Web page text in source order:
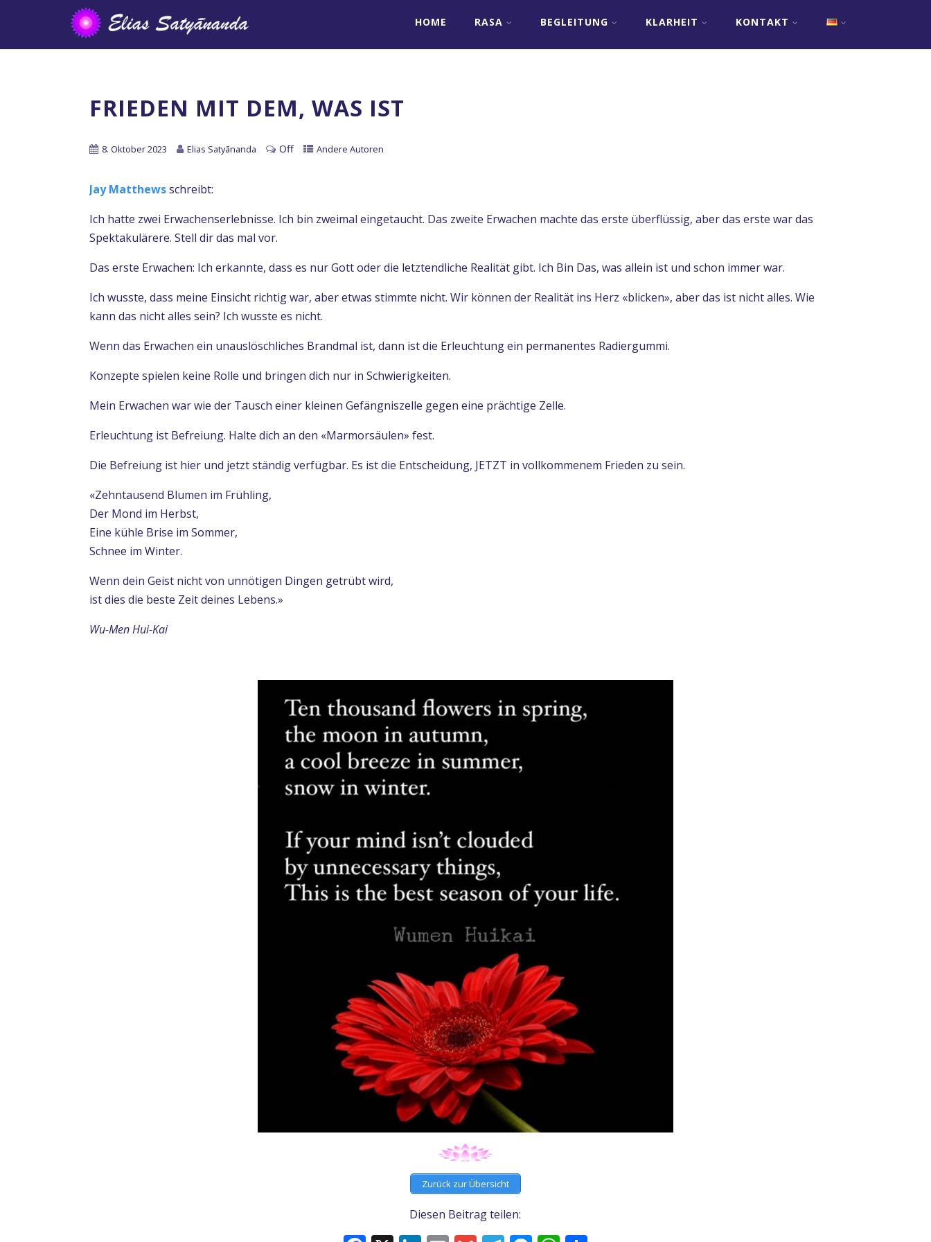
HOME RASA BEGLEITUNG KLARHEIT KONTAKT
FRIEDEN MIT DEM, WAS IST
8. Oktober 2023 Elias Satyānanda Off Andere Autoren
Jay Matthewsschreibt:
Ich hatte zwei Erwachenserlebnisse. Ich bin zweimal eingetaucht. Das zweite Erwachen machte das erste überflüssig, aber das erste war das
Spektakulärere. Stell dir das mal vor.
Das erste Erwachen: Ich erkannte, dass es nur Gott oder die letztendliche Realität gibt. Ich Bin Das, was allein ist und schon immer war.
Ich wusste, dass meine Einsicht richtig war, aber etwas stimmte nicht. Wir können der Realität ins Herz «blicken», aber das ist nicht alles. Wie
kann das nicht alles sein? Ich wusste es nicht.
Wenn das Erwachen ein unauslöschliches Brandmal ist, dann ist die Erleuchtung ein permanentes Radiergummi.
Konzepte spielen keine Rolle und bringen dich nur in Schwierigkeiten.
Mein Erwachen war wie der Tausch einer kleinen Gefängniszelle gegen eine prächtige Zelle.
Erleuchtung ist Befreiung. Halte dich an den «Marmorsäulen» fest.
Die Befreiung ist hier und jetzt ständig verfügbar. Es ist die Entscheidung, JETZT in vollkommenem Frieden zu sein.
«Zehntausend Blumen im Frühling,
Der Mond im Herbst,
Eine kühle Brise im Sommer,
Schnee im Winter.
Wenn dein Geist nicht von unnötigen Dingen getrübt wird,
ist dies die beste Zeit deines Lebens.»
Wu-Men Hui-Kai
Zurück zur Übersicht
Diesen Beitrag teilen: